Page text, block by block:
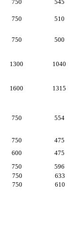
750 545
750 510
750 500
1300 1040
1600 1315
750 554
750
475
600
475
750
596
750
633
750 610